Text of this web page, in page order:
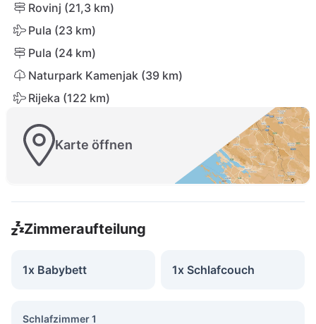
Rovinj (21,3 km)
Pula (23 km)
Pula (24 km)
Naturpark Kamenjak (39 km)
Rijeka (122 km)
Karte öffnen
Zimmeraufteilung
1x Babybett 1x Schlafcouch
Schlafzimmer 1